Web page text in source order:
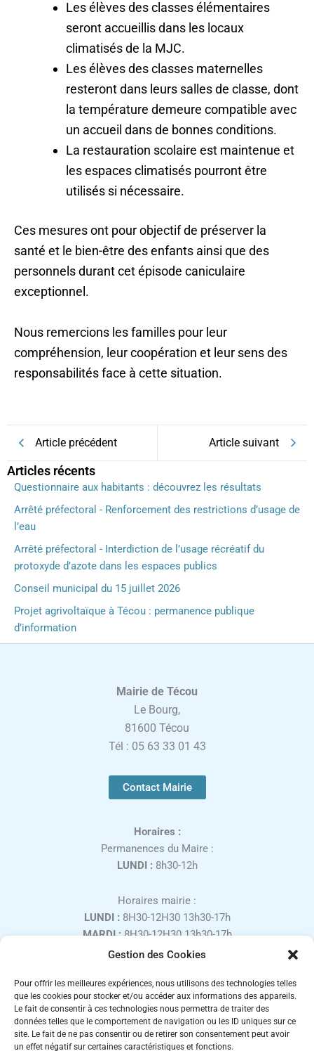
Gestion des Cookies
Pour offrir les meilleures expériences, nous utilisons des technologies telles
que les cookies pour stocker et/ou accéder aux informations des appareils.
Le fait de consentir à ces technologies nous permettra de traiter des
données telles que le comportement de navigation ou les ID uniques sur ce
site. Le fait de ne pas consentir ou de retirer son consentement peut avoir
un effet négatif sur certaines caractéristiques et fonctions.
Les élèves des classes élémentaires
seront accueillis dans les locaux
climatisés de la MJC.
Les élèves des classes maternelles
resteront dans leurs salles de classe, dont
la température demeure compatible avec
un accueil dans de bonnes conditions.
La restauration scolaire est maintenue et
les espaces climatisés pourront être
utilisés si nécessaire.
Ces mesures ont pour objectif de préserver la
santé et le bien-être des enfants ainsi que des
personnels durant cet épisode caniculaire
exceptionnel.
Nous remercions les familles pour leur
compréhension, leur coopération et leur sens des
responsabilités face à cette situation.
Article précédent Article suivant
Articles récents
Questionnaire aux habitants : découvrez les résultats
Arrêté préfectoral - Renforcement des restrictions d’usage de
l’eau
Arrêté préfectoral - Interdiction de l’usage récréatif du
protoxyde d’azote dans les espaces publics
Conseil municipal du 15 juillet 2026
Projet agrivoltaïque à Técou : permanence publique
d’information
Mairie de Técou
Le Bourg,
81600 Técou
Tél : 05 63 33 01 43
Contact Mairie
Horaires :
Permanences du Maire :
LUNDI : 8h30-12h
Horaires mairie :
LUNDI : 8H30-12H30 13h30-17h
MARDI :8H30-12H30 13h30-17h
MERCREDI :8H30-12H30
VENDREDI :8H30-12H30 13h30-16h
SAMEDI :9H00-12H00, uniquement sur rendez-vous
Fermé les week-ends et jours fériés.